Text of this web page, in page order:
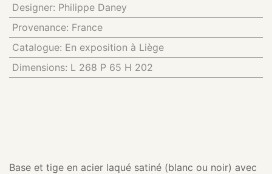
Designer: Philippe Daney
Provenance: France
Catalogue: En exposition à Liège
Dimensions: L 268 P 65 H 202
Base et tige en acier laqué satiné (blanc ou noir) avec